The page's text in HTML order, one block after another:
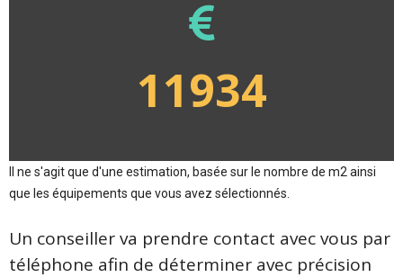
11934
Il ne s'agit que d'une estimation, basée sur le nombre de m2 ainsi
que les équipements que vous avez sélectionnés.
Un conseiller va prendre contact avec vous par
téléphone afin de déterminer avec précision